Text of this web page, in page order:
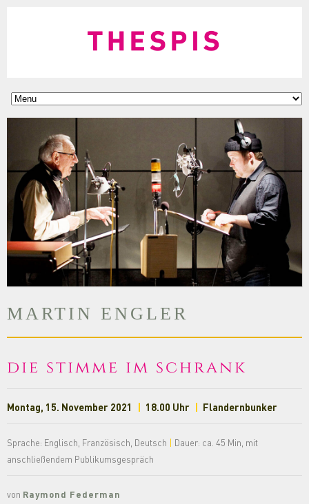
MARTIN ENGLER
die stimme im schrank
Montag, 15. November 2021 | 18.00 Uhr | Flandernbunker
Sprache: Englisch, Französisch, Deutsch
Dauer: ca. 45 Min, mit
anschließendem Publikumsgespräch
von Raymond Federman